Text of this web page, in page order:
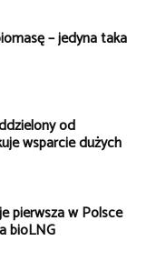
– jedyna taka
od
wsparcie dużych
pierwsza w Polsce
bioLNG